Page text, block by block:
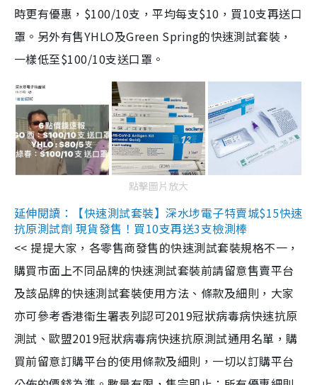
時更有優惠，$100/10支，平均每支$10，買10支再送口
罩。另外有售YHLO及Green Spring的快速測試套裝，
一樣低至$100/10支送口罩。
點擊圖片放大
延伸閱讀：【快速測試套裝】深水埗電子特賣城$15快速
抗原測試劑 現貨發售！買10支再送3支檢測棒
<< 提提大家，各零售商發售的快速測試套裝規格不一，
購買市面上不同品牌的快速測試套裝前請留意售賣平台
及該品牌的快速測試套裝使用方法、條款及細則，大家
亦可參考香港衞生署表列認可2019冠狀病毒病快速抗原
測試、歐盟2019冠狀病毒病快速抗原測試通用名單，購
買前留意訂購平台的使用條款及細則，一切以訂購平台